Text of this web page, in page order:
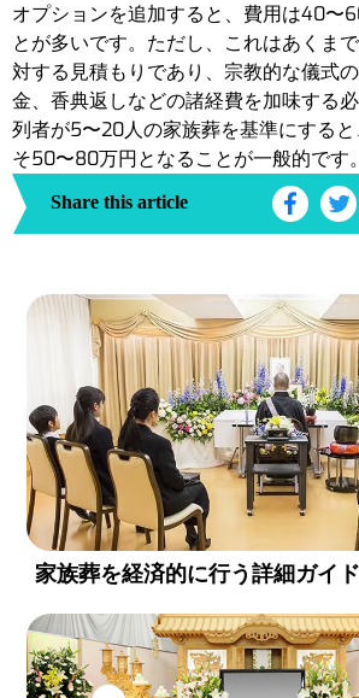
オプションを追加すると、費用は40〜
とが多いです。ただし、これはあくま
対する見積もりであり、宗教的な儀式
金、香典返しなどの諸経費を加味する
列者が5〜20人の家族葬を基準にする
そ50〜80万円となることが一般的です。
Share this article
家族葬を経済的に行う詳細ガイド